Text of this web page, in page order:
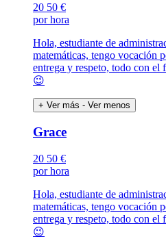
20 50 €
por hora
Hola, estudiante de
matemáticas, tengo vocación
entrega y respeto, todo con el
😉
+ Ver más - Ver menos
Grace
20 50 €
por hora
Hola, estudiante de
matemáticas, tengo vocación
entrega y respeto, todo con el
😉